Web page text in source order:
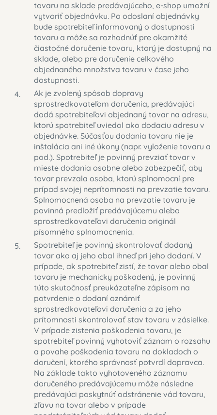
tovaru na sklade predávajúceho, e-shop umožní
vytvoriť objednávku. Po odoslaní objednávky
bude spotrebiteľ informovaný o dostupnosti
tovaru a môže sa rozhodnúť pre okamžité
čiastočné doručenie tovaru, ktorý je dostupný na
sklade, alebo pre doručenie celkového
objednaného množstva tovaru v čase jeho
dostupnosti.
Ak je zvolený spôsob dopravy
sprostredkovateľom doručenia, predávajúci
dodá spotrebiteľovi objednaný tovar na adresu,
ktorú spotrebiteľ uviedol ako dodaciu adresu v
objednávke. Súčasťou dodania tovaru nie je
inštalácia ani iné úkony (napr. vyloženie tovaru a
pod.). Spotrebiteľ je povinný prevziať tovar v
mieste dodania osobne alebo zabezpečiť, aby
tovar prevzala osoba, ktorú splnomocní pre
prípad svojej neprítomnosti na prevzatie tovaru.
Splnomocnená osoba na prevzatie tovaru je
povinná predložiť predávajúcemu alebo
sprostredkovateľovi doručenia originál
písomného splnomocnenia.
Spotrebiteľ je povinný skontrolovať dodaný
tovar ako aj jeho obal ihneď pri jeho dodaní. V
prípade, ak spotrebiteľ zistí, že tovar alebo obal
tovaru je mechanicky poškodený, je povinný
túto skutočnosť preukázateľne zápisom na
potvrdenie o dodaní oznámiť
sprostredkovateľovi doručenia a za jeho
prítomnosti skontrolovať stav tovaru v zásielke.
V prípade zistenia poškodenia tovaru, je
spotrebiteľ povinný vyhotoviť záznam o rozsahu
a povahe poškodenia tovaru na dokladoch o
doručení, ktorého správnosť potvrdí dopravca.
Na základe takto vyhotoveného záznamu
doručeného predávajúcemu môže následne
predávajúci poskytnúť odstránenie vád tovaru,
zľavu na tovar alebo v prípade